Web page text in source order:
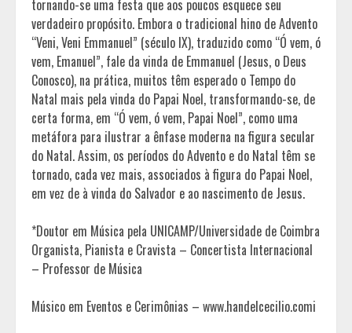
tornando-se uma festa que aos poucos esquece seu
verdadeiro propósito. Embora o tradicional hino de Advento
“Veni, Veni Emmanuel” (século IX), traduzido como “Ó vem, ó
vem, Emanuel”, fale da vinda de Emmanuel (Jesus, o Deus
Conosco), na prática, muitos têm esperado o Tempo do
Natal mais pela vinda do Papai Noel, transformando-se, de
certa forma, em “Ó vem, ó vem, Papai Noel”, como uma
metáfora para ilustrar a ênfase moderna na figura secular
do Natal. Assim, os períodos do Advento e do Natal têm se
tornado, cada vez mais, associados à figura do Papai Noel,
em vez de à vinda do Salvador e ao nascimento de Jesus.
*Doutor em Música pela UNICAMP/Universidade de Coimbra
Organista, Pianista e Cravista – Concertista Internacional
– Professor de Música
Músico em Eventos e Cerimônias – www.handelcecilio.comi